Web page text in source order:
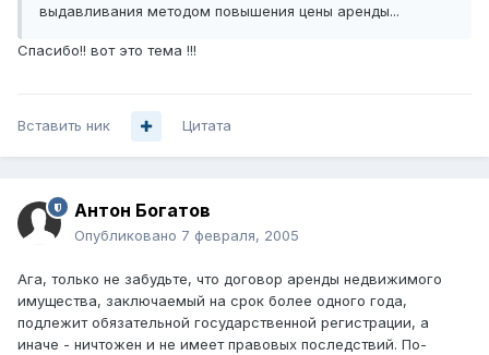
выдавливания методом повышения цены аренды...
Cпасибо!! вот это тема !!!
Вставить ник Цитата
Антон Богатов
Опубликовано 7 февраля, 2005
Ага, только не забудьте, что договор аренды недвижимого
имущества, заключаемый на срок более одного года,
подлежит обязательной государственной регистрации, а
иначе - ничтожен и не имеет правовых последствий. По-